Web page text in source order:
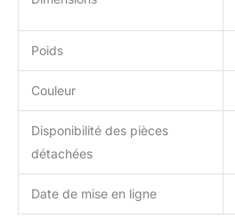
Poids
Couleur
Disponibilité des pièces
détachées
Date de mise en ligne